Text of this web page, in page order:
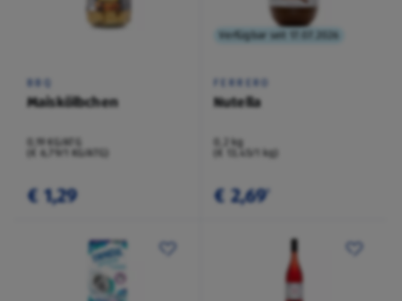
BBQ
Maiskölbchen
0,19 KG/ATG
(€ 6,79/1 KG/ATG)
€ 1,29
Verfügbar seit 17.07.2026
FERRERO
Nutella
0,2 kg
(€ 13,45/1 kg)
€ 2,69¹